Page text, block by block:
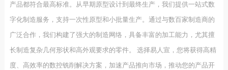
产品都符合最高标准。从早期原型设计到最终生产，我们提供一站式数
字化制造服务，支持一次性原型和小批量生产。通过与数百家制造商的
广泛合作，我们构建了强大的制造网络，具备丰富的加工能力，尤其擅
长制造复杂几何形状和高外观要求的零件。 选择易人宣，您将获得高精
度、高效率的数控铣削解决方案，加速产品推向市场，推动您的产品开